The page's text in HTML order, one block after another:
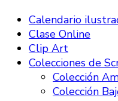
Calendario
Clase Online
Clip Art
Colecciones de
Colección
Colección